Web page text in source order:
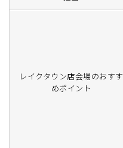
レイクタウン店会場のおすす
めポイント